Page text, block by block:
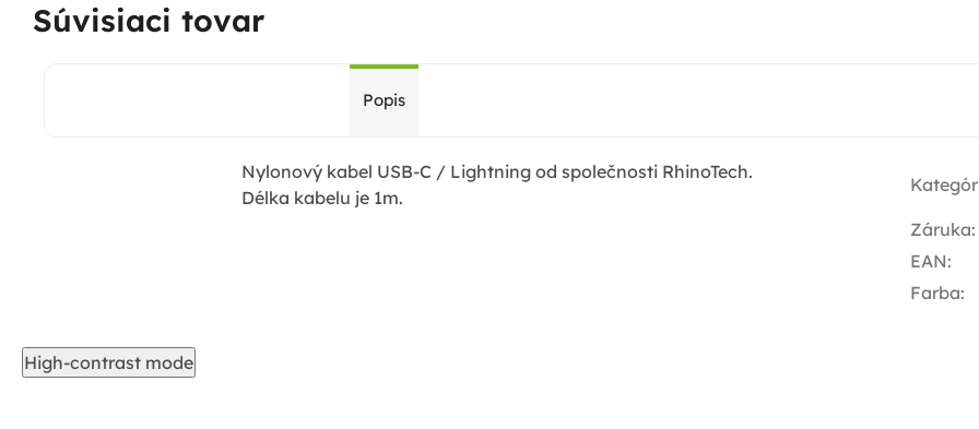
Súvisiaci tovar
Popis
Nylonový kabel USB-C / Lightning od společnosti RhinoTech.
Délka kabelu je 1m.
Záruka:
EAN:
Farba:
High-contrast mode